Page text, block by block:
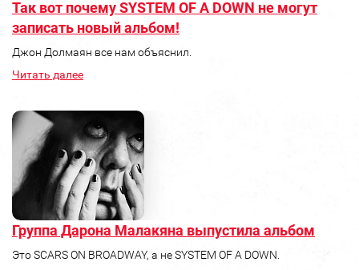
Так вот почему SYSTEM OF A DOWN не могут
записать новый альбом!
Джон Долмаян все нам объяснил.
Читать далее
Группа Дарона Малакяна выпустила альбом
Это SCARS ON BROADWAY, а не SYSTEM OF A DOWN.